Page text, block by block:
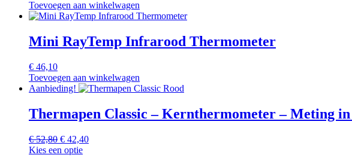
Toevoegen aan winkelwagen
Mini RayTemp Infrarood Thermometer
€ 46,10
Toevoegen aan winkelwagen
Aanbieding!
Thermapen Classic – Kernthermometer – Meting in
€52,80 Oorspronkelijke
prijs
€ 42,40Huidige
Kies een optie